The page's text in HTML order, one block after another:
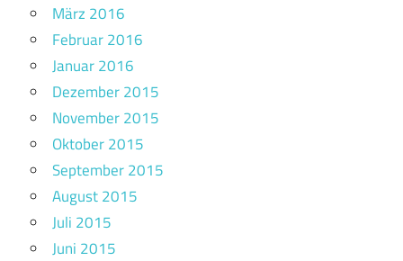
März 2016
Februar 2016
Januar 2016
Dezember 2015
November 2015
Oktober 2015
September 2015
August 2015
Juli 2015
Juni 2015